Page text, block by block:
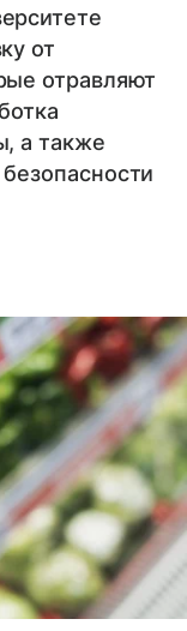
от
отравляют
а также